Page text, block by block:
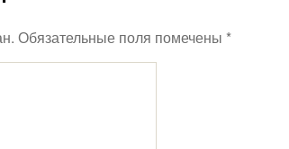
Обязательные поля помечены *